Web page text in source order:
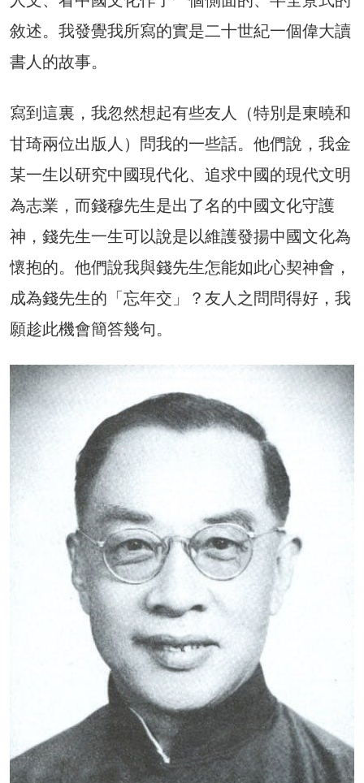
敘述。我發覺我所寫的實是二十世紀一個偉大讀
書人的故事。
寫到這裏，我忽然想起有些友人（特別是東曉和
甘琦兩位出版人）問我的一些話。他們說，我金
某一生以研究中國現代化、追求中國的現代文明
為志業，而錢穆先生是出了名的中國文化守護
神，錢先生一生可以說是以維護發揚中國文化為
懷抱的。他們說我與錢先生怎能如此心契神會，
成為錢先生的「忘年交」？友人之問問得好，我
願趁此機會簡答幾句。